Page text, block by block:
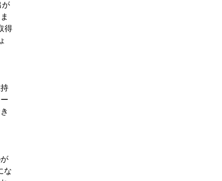
が
得
な